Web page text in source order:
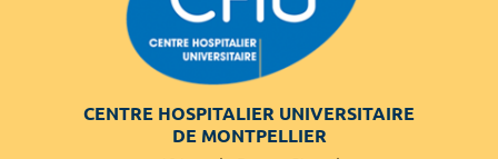
CENTRE HOSPITALIER UNIVERSITAIRE
DE MONTPELLIER